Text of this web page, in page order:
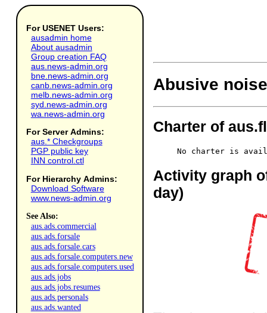
For USENET Users:
ausadmin home
About ausadmin
Group creation FAQ
aus.news-admin.org
bne.news-admin.org
canb.news-admin.org
melb.news-admin.org
syd.news-admin.org
wa.news-admin.org
For Server Admins:
aus.* Checkgroups
PGP public key
INN control.ctl
For Hierarchy Admins:
Download Software
www.news-admin.org
See Also:
aus.ads.commercial
aus.ads.forsale
aus.ads.forsale.cars
aus.ads.forsale.computers.new
aus.ads.forsale.computers.used
aus.ads.jobs
aus.ads.jobs.resumes
aus.ads.personals
aus.ads.wanted
Abusive
Charter of
No charter is
Activity graph
day)